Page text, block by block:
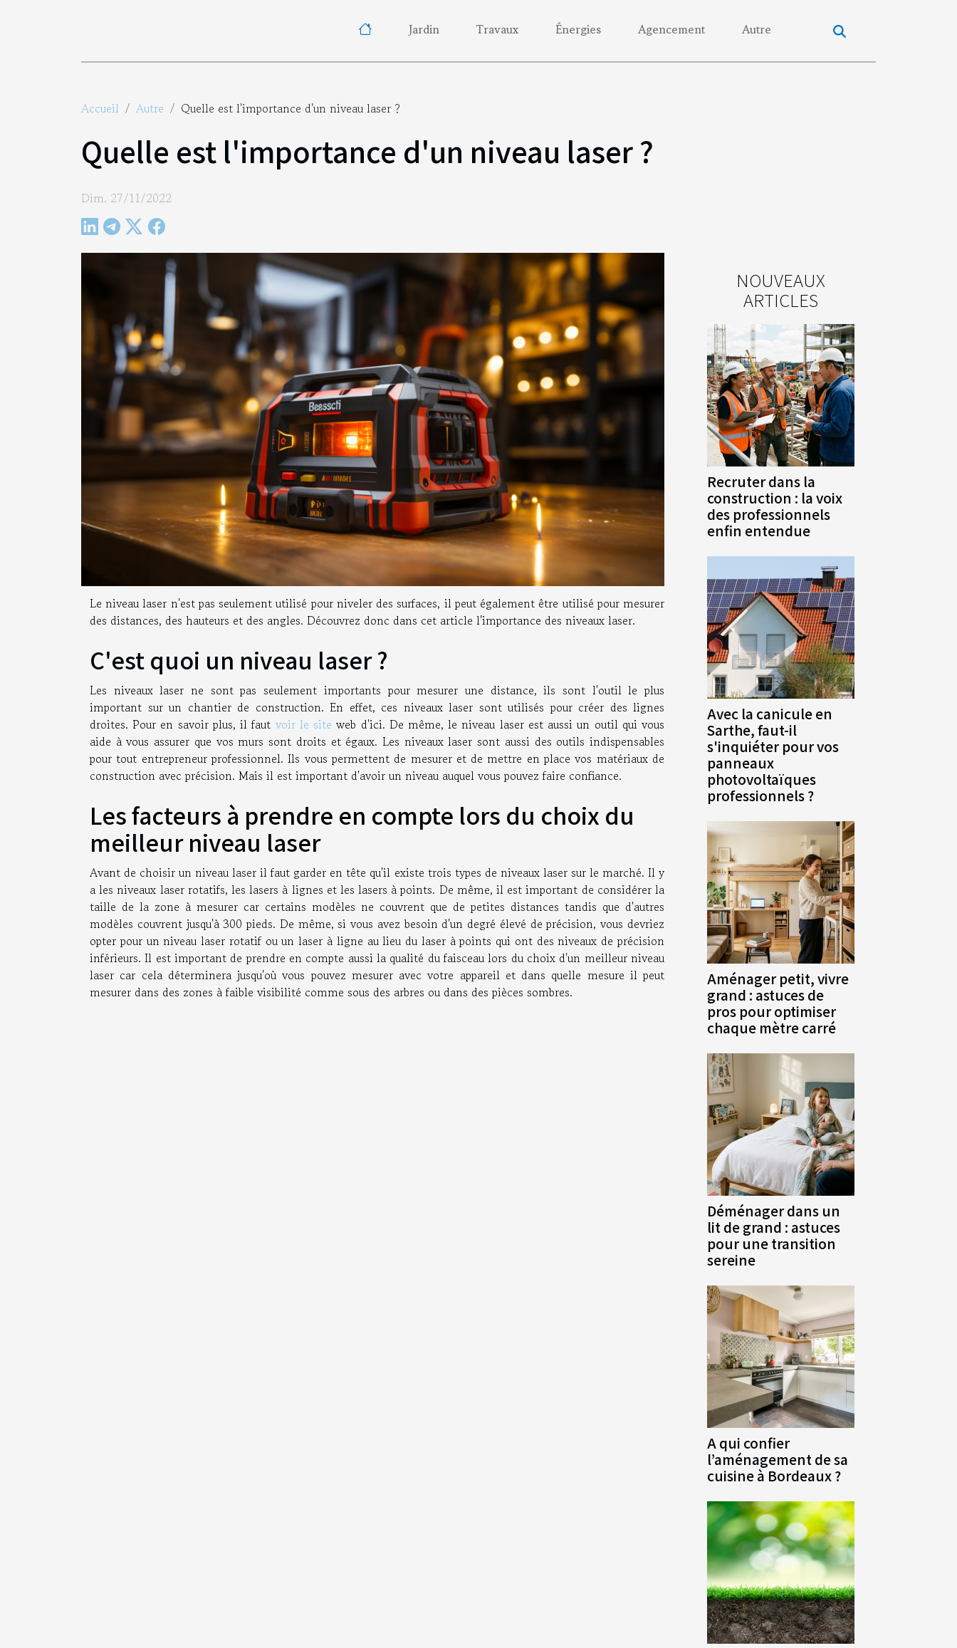
Jardin Travaux Énergies Agencement Autre
Accueil Autre Quelle est l'importance d'un niveau laser ?
Quelle est l'importance d'un niveau laser ?
Dim. 27/11/2022
Le niveau laser n'est pas seulement utilisé pour niveler des surfaces, il peut également être utilisé pour mesurer
des distances, des hauteurs et des angles. Découvrez donc dans cet article l'importance des niveaux laser.
C'est quoi un niveau laser ?
Les niveaux laser ne sont pas seulement importants pour mesurer une distance, ils sont l'outil le plus
important sur un chantier de construction. En effet, ces niveaux laser sont utilisés pour créer des lignes
droites. Pour en savoir plus, il faut voir le site web d'ici. De même, le niveau laser est aussi un outil qui vous
aide à vous assurer que vos murs sont droits et égaux. Les niveaux laser sont aussi des outils indispensables
pour tout entrepreneur professionnel. Ils vous permettent de mesurer et de mettre en place vos matériaux de
construction avec précision. Mais il est important d'avoir un niveau auquel vous pouvez faire confiance.
Les facteurs à prendre en compte lors du choix du
meilleur niveau laser
Avant de choisir un niveau laser il faut garder en tête qu'il existe trois types de niveaux laser sur le marché. Il y
a les niveaux laser rotatifs, les lasers à lignes et les lasers à points. De même, il est important de considérer la
taille de la zone à mesurer car certains modèles ne couvrent que de petites distances tandis que d'autres
modèles couvrent jusqu'à 300 pieds. De même, si vous avez besoin d'un degré élevé de précision, vous devriez
opter pour un niveau laser rotatif ou un laser à ligne au lieu du laser à points qui ont des niveaux de précision
inférieurs. Il est important de prendre en compte aussi la qualité du faisceau lors du choix d'un meilleur niveau
laser car cela déterminera jusqu'où vous pouvez mesurer avec votre appareil et dans quelle mesure il peut
mesurer dans des zones à faible visibilité comme sous des arbres ou dans des pièces sombres.
NOUVEAUX
ARTICLES
Recruter dans la
construction : la voix
des professionnels
enfin entendue
Avec la canicule en
Sarthe, faut-il
s'inquiéter pour vos
panneaux
photovoltaïques
professionnels ?
Aménager petit, vivre
grand : astuces de
pros pour optimiser
chaque mètre carré
Déménager dans un
lit de grand : astuces
pour une transition
sereine
A qui confier
l’aménagement de sa
cuisine à Bordeaux ?